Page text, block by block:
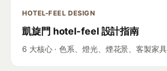
HOTEL-FEEL DESIGN
凱旋門 hotel-feel 設計指南
6 大核心 · 色系、燈光、煙花景、客製家